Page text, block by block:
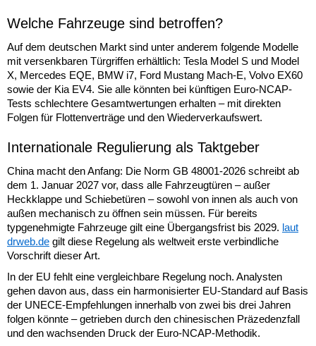
Welche Fahrzeuge sind betroffen?
Auf dem deutschen Markt sind unter anderem folgende Modelle
mit versenkbaren Türgriffen erhältlich: Tesla Model S und Model
X, Mercedes EQE, BMW i7, Ford Mustang Mach-E, Volvo EX60
sowie der Kia EV4. Sie alle könnten bei künftigen Euro-NCAP-
Tests schlechtere Gesamtwertungen erhalten – mit direkten
Folgen für Flottenverträge und den Wiederverkaufswert.
Internationale Regulierung als Taktgeber
China macht den Anfang: Die Norm GB 48001-2026 schreibt ab
dem 1. Januar 2027 vor, dass alle Fahrzeugtüren – außer
Heckklappe und Schiebetüren – sowohl von innen als auch von
außen mechanisch zu öffnen sein müssen. Für bereits
typgenehmigte Fahrzeuge gilt eine Übergangsfrist bis 2029. laut
drweb.de gilt diese Regelung als weltweit erste verbindliche
Vorschrift dieser Art.
In der EU fehlt eine vergleichbare Regelung noch. Analysten
gehen davon aus, dass ein harmonisierter EU-Standard auf Basis
der UNECE-Empfehlungen innerhalb von zwei bis drei Jahren
folgen könnte – getrieben durch den chinesischen Präzedenzfall
und den wachsenden Druck der Euro-NCAP-Methodik.